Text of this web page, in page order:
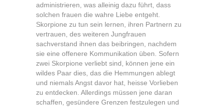
administrieren, was alleinig dazu führt, dass
solchen frauen die wahre Liebe entgeht.
Skorpione zu tun sein lernen, ihren Partnern zu
vertrauen, des weiteren Jungfrauen
sachverstand ihnen das beibringen, nachdem
sie eine offenere Kommunikation üben. Sofern
zwei Skorpione verliebt sind, können jene ein
wildes Paar dies, das die Hemmungen ablegt
und niemals Angst davor hat, heisse Vorlieben
zu entdecken. Allerdings müssen jene daran
schaffen, gesündere Grenzen festzulegen und